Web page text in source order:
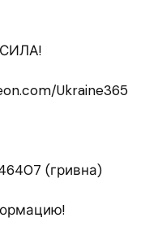
Ukraine365
(гривна)